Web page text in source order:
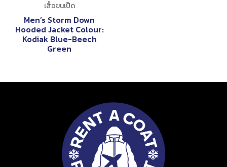
เสื้อขนเป็ด
Men’s Storm Down
Hooded Jacket Colour:
Kodiak Blue-Beech
Green